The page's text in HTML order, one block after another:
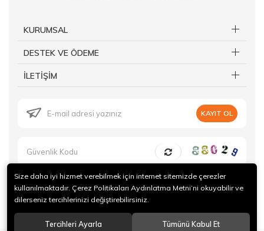
KURUMSAL
DESTEK VE ÖDEME
İLETİŞİM
KAYIT OL
© 2019 Forte Gurme Tüm hakları saklıdır.
Size daha iyi hizmet verebilmek için internet sitemizde çerezler
kullanılmaktadır. Çerez Politikaları Aydınlatma Metni’ni okuyabilir ve
dilerseniz tercihlerinizi değiştirebilirsiniz.
Tercihleri Ayarla Tümünü Kabul Et